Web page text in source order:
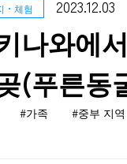
・체험 2023.12.03
나와에
(푸른동
#가족 #중부 지역